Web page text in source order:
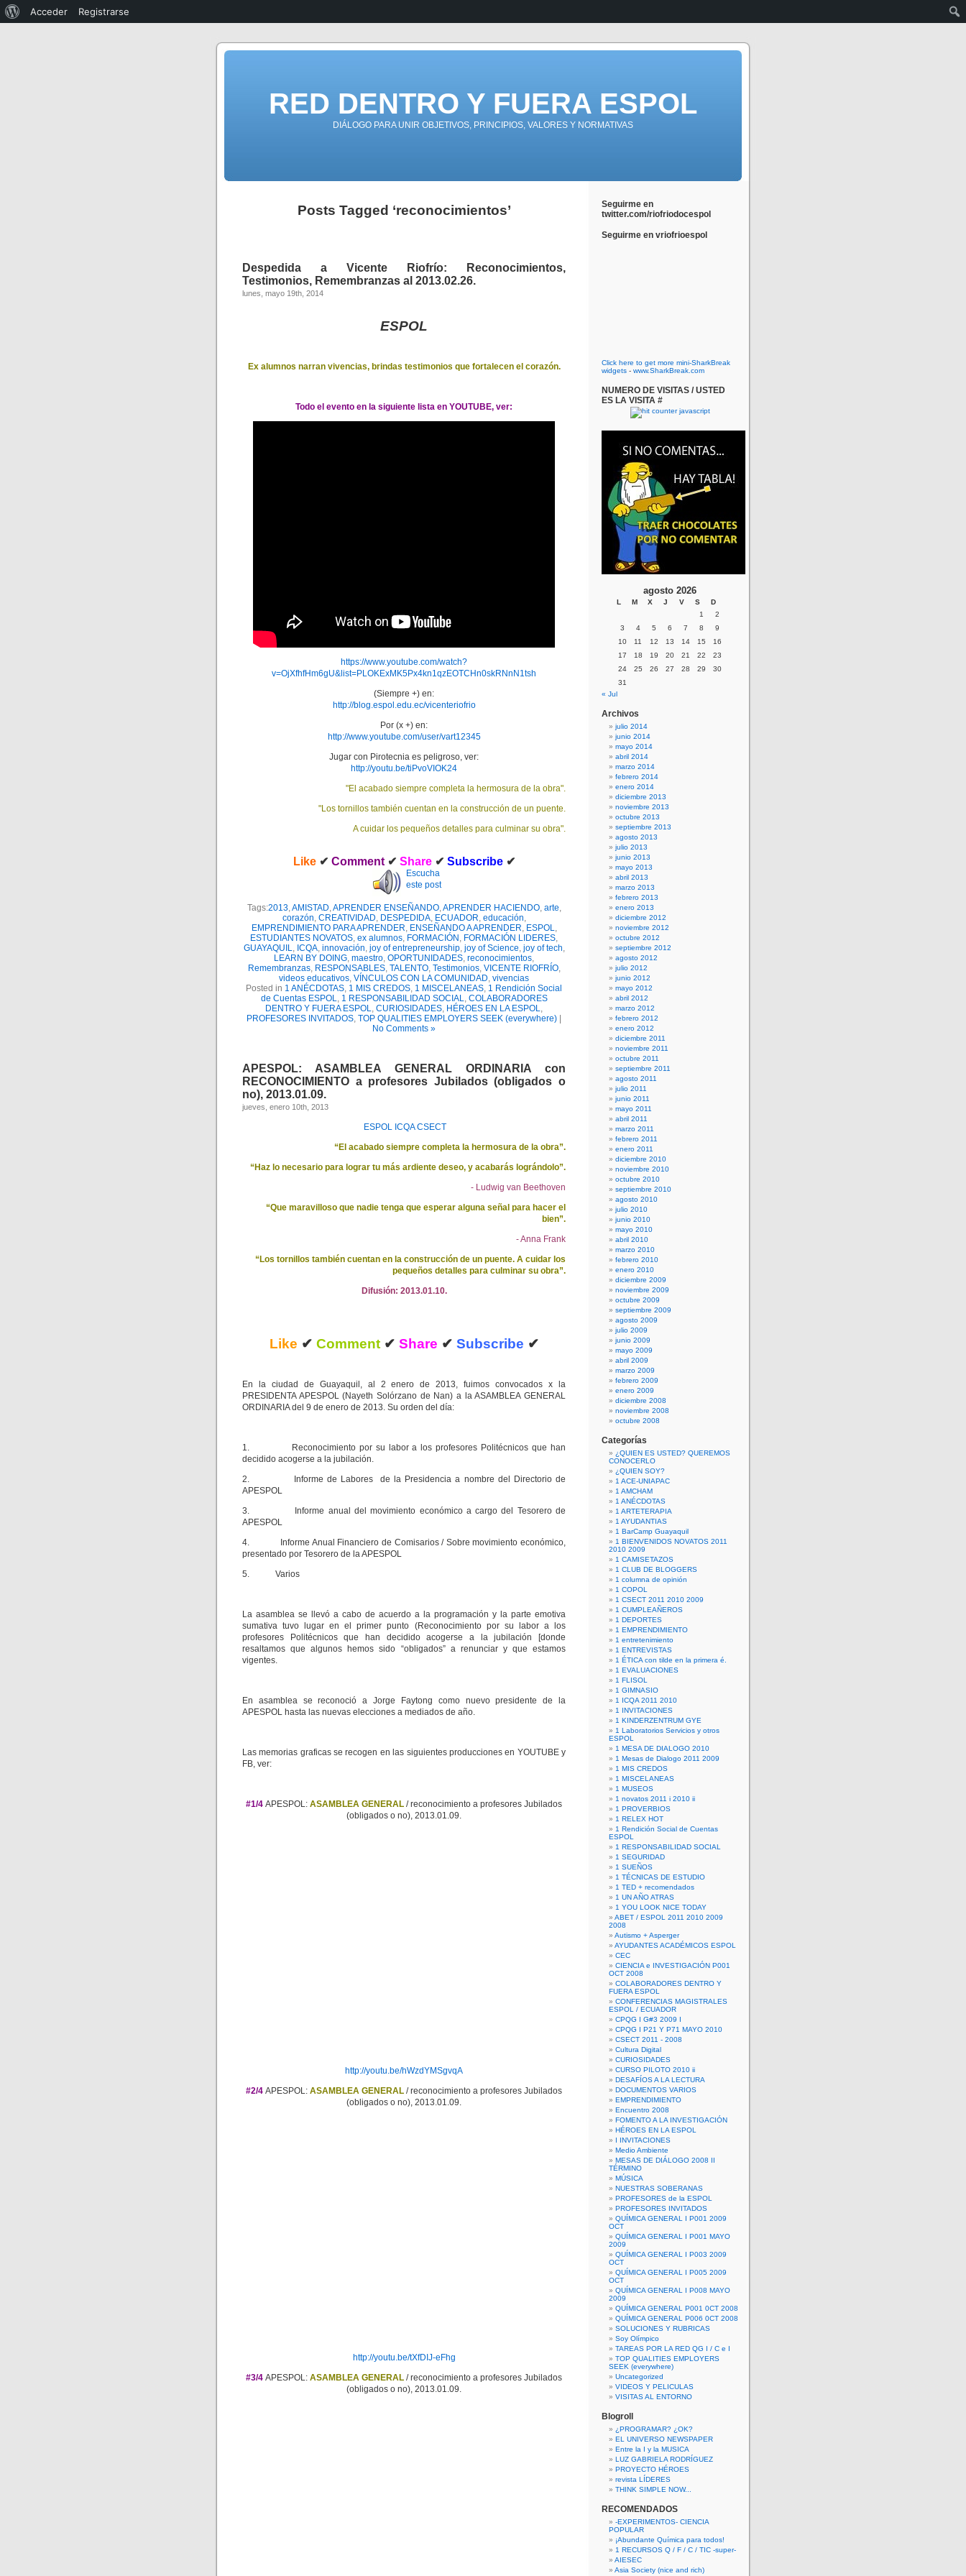
RED DENTRO Y FUERA ESPOL
DIÁLOGO PARA UNIR OBJETIVOS, PRINCIPIOS, VALORES Y NORMATIVAS
Posts Tagged ‘reconocimientos’
Despedida a Vicente Riofrío: Reconocimientos,
Testimonios, Remembranzas al 2013.02.26.
lunes, mayo 19th, 2014
ESPOL
Ex alumnos narran vivencias, brindas testimonios que fortalecen el corazón.
Todo el evento en la siguiente lista en YOUTUBE, ver:
https://www.youtube.com/watch?
v=OjXfhfHm6gU&list=PLOKExMK5Px4kn1qzEOTCHn0skRNnN1tsh
(Siempre +) en:
http://blog.espol.edu.ec/vicenteriofrio
Por (x +) en:
http://www.youtube.com/user/vart12345
Jugar con Pirotecnia es peligroso, ver:
http://youtu.be/tiPvoVIOK24
"El acabado siempre completa la hermosura de la obra".
"Los tornillos también cuentan en la construcción de un puente.
A cuidar los pequeños detalles para culminar su obra".
Like ✔ Comment✔ Share✔ Subscribe✔
Escucha
este post
Tags:2013,AMISTAD,APRENDER ENSEÑANDO,APRENDER HACIENDO, arte,
corazón, CREATIVIDAD, DESPEDIDA, ECUADOR, educación,
EMPRENDIMIENTO PARA APRENDER, ENSEÑANDO A APRENDER, ESPOL,
ESTUDIANTES NOVATOS, ex alumnos, FORMACIÓN , FORMACIÓN LIDERES,
GUAYAQUIL, ICQA, innovación, joy of entrepreneurship, joy of Science, joy of tech,
LEARN BY DOING, maestro, OPORTUNIDADES, reconocimientos,
Remembranzas, RESPONSABLES, TALENTO, Testimonios, VICENTE RIOFRÍO,
videos educativos, VÍNCULOS CON LA COMUNIDAD, vivencias
Posted in 1 ANÉCDOTAS, 1 MIS CREDOS, 1 MISCELANEAS, 1 Rendición Social
de Cuentas ESPOL, 1 RESPONSABILIDAD SOCIAL, COLABORADORES
DENTRO Y FUERA ESPOL, CURIOSIDADES, HÉROES EN LA ESPOL,
PROFESORES INVITADOS, TOP QUALITIES EMPLOYERS SEEK (everywhere)
No Comments »
APESPOL: ASAMBLEA GENERAL ORDINARIA con
RECONOCIMIENTO a profesores Jubilados (obligados o
no), 2013.01.09.
jueves, enero 10th, 2013
ESPOL ICQA CSECT
“El acabado siempre completa la hermosura de la obra”.
“Haz lo necesario para lograr tu más ardiente deseo, y acabarás lográndolo”.
- Ludwig van Beethoven
“Que maravilloso que nadie tenga que esperar alguna señal para hacer el
bien”.
- Anna Frank
“Los tornillos también cuentan en la construcción de un puente. A cuidar los
pequeños detalles para culminar su obra”.
Difusión: 2013.01.10.
Like ✔ Comment✔ Share ✔ Subscribe ✔
En la ciudad de Guayaquil, al 2 enero de 2013, fuimos convocados x la
PRESIDENTA APESPOL (Nayeth Solórzano de Nan) a la ASAMBLEA GENERAL
ORDINARIA del 9 de enero de 2013. Su orden del día:
1. Reconocimiento por su labor a los profesores Politécnicos que han
decidido acogerse a la jubilación.
2. Informe de Labores de la Presidencia a nombre del Directorio de
APESPOL
3. Informe anual del movimiento económico a cargo del Tesorero de
APESPOL
4. Informe Anual Financiero de Comisarios / Sobre movimiento económico,
presentado por Tesorero de la APESPOL
5. Varios
La asamblea se llevó a cabo de acuerdo a la programación y la parte emotiva
sumativa tuvo lugar en el primer punto (Reconocimiento por su labor a los
profesores Politécnicos que han decidido acogerse a la jubilación [donde
resaltamos que algunos hemos sido “obligados” a renunciar y que estamos
vigentes.
En asamblea se reconoció a Jorge Faytong como nuevo presidente de la
APESPOL hasta las nuevas elecciones a mediados de año.
Las memorias graficas se recogen en las siguientes producciones en YOUTUBE y
FB, ver:
#1/4 APESPOL: ASAMBLEA GENERAL / reconocimiento a profesores Jubilados
(obligados o no), 2013.01.09.
http://youtu.be/hWzdYMSgvqA
#2/4 APESPOL: ASAMBLEA GENERAL / reconocimiento a profesores Jubilados
(obligados o no), 2013.01.09.
http://youtu.be/tXfDIJ-eFhg
#3/4 APESPOL: ASAMBLEA GENERAL / reconocimiento a profesores Jubilados
(obligados o no), 2013.01.09.
Seguirme en
twitter.com/riofriodocespol
Seguirme en vriofrioespol
Click here to get more mini-SharkBreak
widgets - www.SharkBreak.com
NUMERO DE VISITAS / USTED
ES LA VISITA #
agosto 2026
L M X J V S
D
1
2
3
4 5 6 7 8
9
10
11 12 13 14 15
16
17
18 19 20 21 22
23
24
25 26 27 28 29
30
31
« Jul
Archivos
julio 2014
junio 2014
mayo 2014
abril 2014
marzo 2014
febrero 2014
enero 2014
diciembre 2013
noviembre 2013
octubre 2013
septiembre 2013
agosto 2013
julio 2013
junio 2013
mayo 2013
abril 2013
marzo 2013
febrero 2013
enero 2013
diciembre 2012
noviembre 2012
octubre 2012
septiembre 2012
agosto 2012
julio 2012
junio 2012
mayo 2012
abril 2012
marzo 2012
febrero 2012
enero 2012
diciembre 2011
noviembre 2011
octubre 2011
septiembre 2011
agosto 2011
julio 2011
junio 2011
mayo 2011
abril 2011
marzo 2011
febrero 2011
enero 2011
diciembre 2010
noviembre 2010
octubre 2010
septiembre 2010
agosto 2010
julio 2010
junio 2010
mayo 2010
abril 2010
marzo 2010
febrero 2010
enero 2010
diciembre 2009
noviembre 2009
octubre 2009
septiembre 2009
agosto 2009
julio 2009
junio 2009
mayo 2009
abril 2009
marzo 2009
febrero 2009
enero 2009
diciembre 2008
noviembre 2008
octubre 2008
Categorías
¿QUIEN ES USTED? QUEREMOS
CONOCERLO
¿QUIEN SOY?
1 ACE-UNIAPAC
1 AMCHAM
1 ANÉCDOTAS
1 ARTETERAPIA
1 AYUDANTIAS
1 BarCamp Guayaquil
1 BIENVENIDOS NOVATOS 2011
2010 2009
1 CAMISETAZOS
1 CLUB DE BLOGGERS
1 columna de opinión
1 COPOL
1 CSECT 2011 2010 2009
1 CUMPLEAÑEROS
1 DEPORTES
1 EMPRENDIMIENTO
1 entretenimiento
1 ENTREVISTAS
1 ÉTICA con tilde en la primera é.
1 EVALUACIONES
1 FLISOL
1 GIMNASIO
1 ICQA 2011 2010
1 INVITACIONES
1 KINDERZENTRUM GYE
1 Laboratorios Servicios y otros
ESPOL
1 MESA DE DIALOGO 2010
1 Mesas de Dialogo 2011 2009
1 MIS CREDOS
1 MISCELANEAS
1 MUSEOS
1 novatos 2011 i 2010 ii
1 PROVERBIOS
1 RELEX HOT
1 Rendición Social de Cuentas
ESPOL
1 RESPONSABILIDAD SOCIAL
1 SEGURIDAD
1 SUEÑOS
1 TÉCNICAS DE ESTUDIO
1 TED + recomendados
1 UN AÑO ATRAS
1 YOU LOOK NICE TODAY
ABET / ESPOL 2011 2010 2009
2008
Autismo + Asperger
AYUDANTES ACADÉMICOS ESPOL
CEC
CIENCIA e INVESTIGACIÓN P001
OCT 2008
COLABORADORES DENTRO Y
FUERA ESPOL
CONFERENCIAS MAGISTRALES
ESPOL / ECUADOR
CPQG I G#3 2009 I
CPQG I P21 Y P71 MAYO 2010
CSECT 2011 - 2008
Cultura Digital
CURIOSIDADES
CURSO PILOTO 2010 ii
DESAFÍOS A LA LECTURA
DOCUMENTOS VARIOS
EMPRENDIMIENTO
Encuentro 2008
FOMENTO A LA INVESTIGACIÓN
HÉROES EN LA ESPOL
I INVITACIONES
Medio Ambiente
MESAS DE DIÁLOGO 2008 II
TÉRMINO
MÚSICA
NUESTRAS SOBERANAS
PROFESORES de la ESPOL
PROFESORES INVITADOS
QUÍMICA GENERAL I P001 2009
OCT
QUÍMICA GENERAL I P001 MAYO
2009
QUÍMICA GENERAL I P003 2009
OCT
QUÍMICA GENERAL I P005 2009
OCT
QUÍMICA GENERAL I P008 MAYO
2009
QUÍMICA GENERAL P001 0CT 2008
QUÍMICA GENERAL P006 0CT 2008
SOLUCIONES Y RUBRICAS
Soy Olímpico
TAREAS POR LA RED QG I / C e I
TOP QUALITIES EMPLOYERS
SEEK (everywhere)
Uncategorized
VIDEOS Y PELICULAS
VISITAS AL ENTORNO
Blogroll
¿PROGRAMAR? ¿OK?
EL UNIVERSO NEWSPAPER
Entre la I y la MUSICA
LUZ GABRIELA RODRÍGUEZ
PROYECTO HÉROES
revista LÍDERES
THINK SIMPLE NOW...
RECOMENDADOS
-EXPERIMENTOS- CIENCIA
POPULAR
¡Abundante Química para todos!
1 RECURSOS Q / F / C / TIC -super-
AIESEC
Asia Society (nice and rich)
Acceder Registrarse